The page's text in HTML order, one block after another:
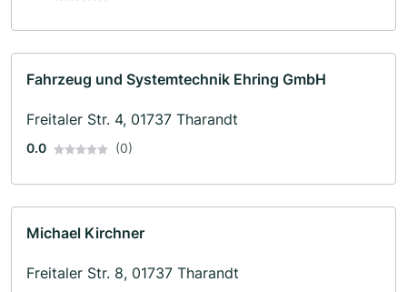
Fahrzeug und Systemtechnik Ehring GmbH
Freitaler Str. 4, 01737 Tharandt
0.0 (0)
Michael Kirchner
Freitaler Str. 8, 01737 Tharandt